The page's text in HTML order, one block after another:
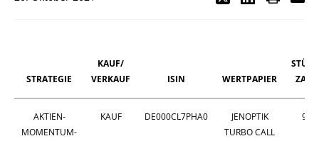
STRATEGIE
KAUF/
VERKAUF
ISIN WERTPAPIER
ZAHL
AKTIEN-
MOMENTUM-
KAUF DE000CL7PHA0
JENOPTIK
TURBO CALL
95